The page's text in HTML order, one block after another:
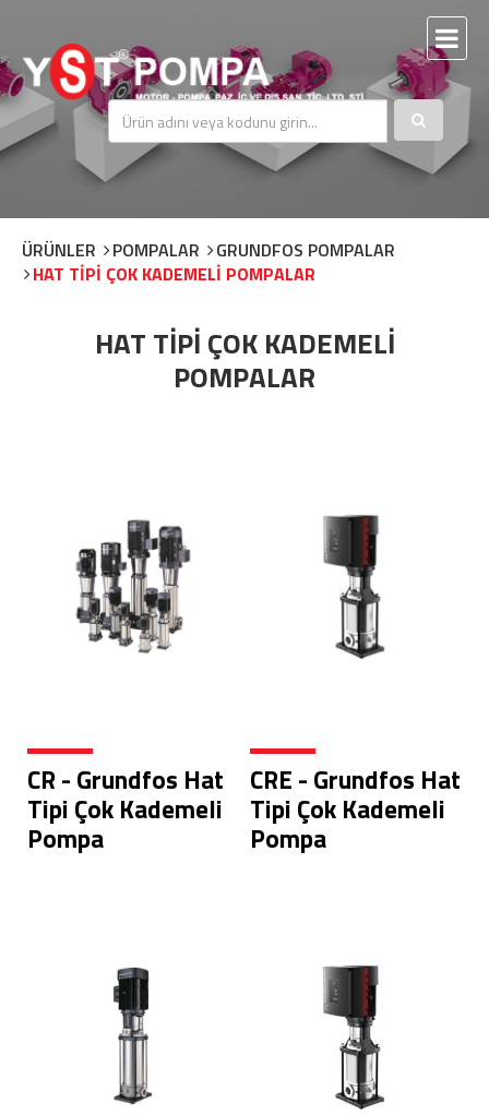
ÜRÜNLER POMPALAR
GRUNDFOS POMPALAR
HAT TİPİ ÇOK KADEMELİ POMPALAR
HAT TİPİ ÇOK KADEMELİ
POMPALAR
CR - Grundfos Hat
Tipi Çok Kademeli
Pompa
CRE - Grundfos Hat
Tipi Çok Kademeli
Pompa